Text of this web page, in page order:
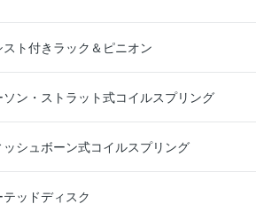
ト付きラック＆ピニオン
ソン・ストラット式コイルスプリング
ッシュボーン式コイルスプリング
ッドディスク